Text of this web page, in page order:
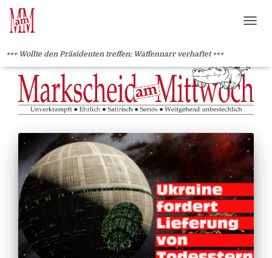
+++ Wollte den Präsidenten treffen: Waffennarr verhaftet +++